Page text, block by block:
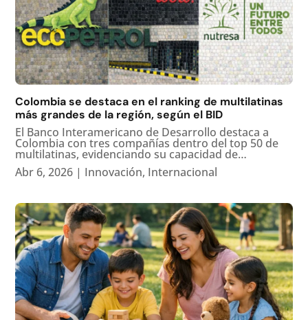
Colombia se destaca en el ranking de multilatinas
más grandes de la región, según el BID
Abr 6, 2026 | Innovación, Internacional
El Banco Interamericano de Desarrollo destaca a
Colombia con tres compañías dentro del top 50 de
multilatinas, evidenciando su capacidad de
expansión internacional y su peso en la economía
regional. El más reciente estudio del Banco